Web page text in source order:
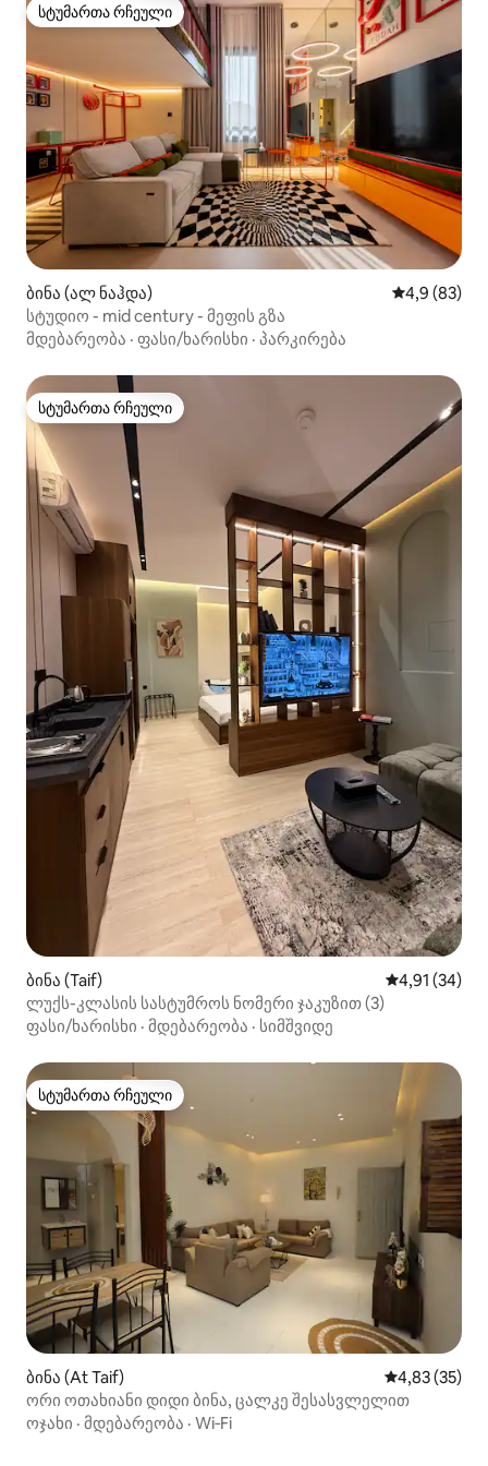
სტუმართა რჩეული
სტუმართა რჩეული
ბინა (ალ ნაჰდა) საშუალო
4,9 (83)
სტუდიო - mid century - მეფის გზა
მდებარეობა · ფასი/ხარისხი · პარკირება
სტუმართა რჩეული
სტუმართა რჩეული
ბინა (Taif) საშუალო
4,91 (34)
ლუქს-კლასის სასტუმროს ნომერი ჯაკუზით (3)
ფასი/ხარისხი · მდებარეობა · სიმშვიდე
სტუმართა რჩეული
სტუმართა რჩეული
ბინა (At Taif) საშუალო
4,83 (35)
ორი ოთახიანი დიდი ბინა, ცალკე შესასვლელით
ოჯახი · მდებარეობა · Wi‑Fi